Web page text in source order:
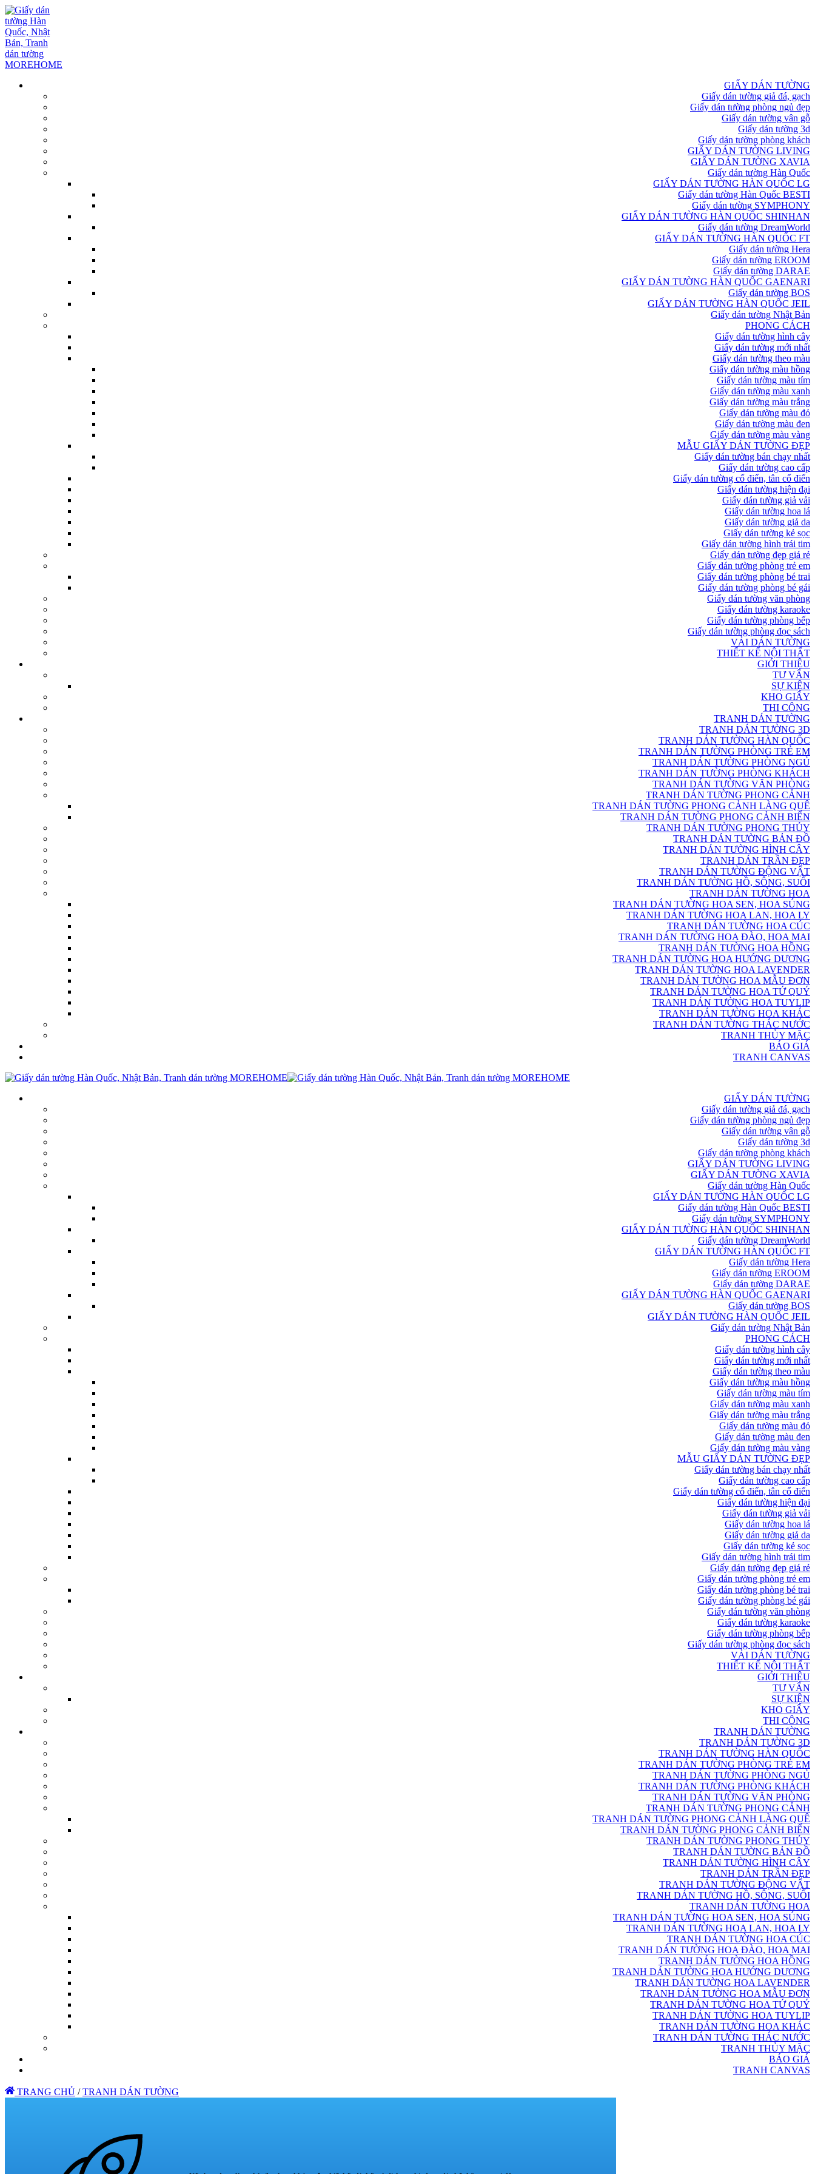
GIẤY DÁN TƯỜNG
Giấy dán tường giả đá, gạch
Giấy dán tường phòng ngủ đẹp
Giấy dán tường vân gỗ
Giấy dán tường 3d
Giấy dán tường phòng khách
GIẤY DÁN TƯỜNG LIVING
GIẤY DÁN TƯỜNG XAVIA
Giấy dán tường Hàn Quốc
GIẤY DÁN TƯỜNG HÀN QUỐC LG
Giấy dán tường Hàn Quốc BESTI
Giấy dán tường SYMPHONY
GIẤY DÁN TƯỜNG HÀN QUỐC SHINHAN
Giấy dán tường DreamWorld
GIẤY DÁN TƯỜNG HÀN QUỐC FT
Giấy dán tường Hera
Giấy dán tường EROOM
Giấy dán tường DARAE
GIẤY DÁN TƯỜNG HÀN QUỐC GAENARI
Giấy dán tường BOS
GIẤY DÁN TƯỜNG HÀN QUỐC JEIL
Giấy dán tường Nhật Bản
PHONG CÁCH
Giấy dán tường hình cây
Giấy dán tường mới nhất
Giấy dán tường theo màu
Giấy dán tường màu hồng
Giấy dán tường màu tím
Giấy dán tường màu xanh
Giấy dán tường màu trắng
Giấy dán tường màu đỏ
Giấy dán tường màu đen
Giấy dán tường màu vàng
MẪU GIẤY DÁN TƯỜNG ĐẸP
Giấy dán tường bán chạy nhất
Giấy dán tường cao cấp
Giấy dán tường cổ điển, tân cổ điển
Giấy dán tường hiện đại
Giấy dán tường giả vải
Giấy dán tường hoa lá
Giấy dán tường giả da
Giấy dán tường kẻ sọc
Giấy dán tường hình trái tim
Giấy dán tường đẹp giá rẻ
Giấy dán tường phòng trẻ em
Giấy dán tường phòng bé trai
Giấy dán tường phòng bé gái
Giấy dán tường văn phòng
Giấy dán tường karaoke
Giấy dán tường phòng bếp
Giấy dán tường phòng đọc sách
VẢI DÁN TƯỜNG
THIẾT KẾ NỘI THẤT
GIỚI THIỆU
TƯ VẤN
SỰ KIỆN
KHO GIẤY
THI CÔNG
TRANH DÁN TƯỜNG
TRANH DÁN TƯỜNG 3D
TRANH DÁN TƯỜNG HÀN QUỐC
TRANH DÁN TƯỜNG PHÒNG TRẺ EM
TRANH DÁN TƯỜNG PHÒNG NGỦ
TRANH DÁN TƯỜNG PHÒNG KHÁCH
TRANH DÁN TƯỜNG VĂN PHÒNG
TRANH DÁN TƯỜNG PHONG CẢNH
TRANH DÁN TƯỜNG PHONG CẢNH LÀNG QUÊ
TRANH DÁN TƯỜNG PHONG CẢNH BIỂN
TRANH DÁN TƯỜNG PHONG THỦY
TRANH DÁN TƯỜNG BẢN ĐỒ
TRANH DÁN TƯỜNG HÌNH CÂY
TRANH DÁN TRẦN ĐẸP
TRANH DÁN TƯỜNG ĐỘNG VẬT
TRANH DÁN TƯỜNG HỒ, SÔNG, SUỐI
TRANH DÁN TƯỜNG HOA
TRANH DÁN TƯỜNG HOA SEN, HOA SÚNG
TRANH DÁN TƯỜNG HOA LAN, HOA LY
TRANH DÁN TƯỜNG HOA CÚC
TRANH DÁN TƯỜNG HOA ĐÀO, HOA MAI
TRANH DÁN TƯỜNG HOA HỒNG
TRANH DÁN TƯỜNG HOA HƯỚNG DƯƠNG
TRANH DÁN TƯỜNG HOA LAVENDER
TRANH DÁN TƯỜNG HOA MẪU ĐƠN
TRANH DÁN TƯỜNG HOA TỨ QUÝ
TRANH DÁN TƯỜNG HOA TUYLIP
TRANH DÁN TƯỜNG HOA KHÁC
TRANH DÁN TƯỜNG THÁC NƯỚC
TRANH THỦY MẶC
BÁO GIÁ
TRANH CANVAS
GIẤY DÁN TƯỜNG
Giấy dán tường giả đá, gạch
Giấy dán tường phòng ngủ đẹp
Giấy dán tường vân gỗ
Giấy dán tường 3d
Giấy dán tường phòng khách
GIẤY DÁN TƯỜNG LIVING
GIẤY DÁN TƯỜNG XAVIA
Giấy dán tường Hàn Quốc
GIẤY DÁN TƯỜNG HÀN QUỐC LG
Giấy dán tường Hàn Quốc BESTI
Giấy dán tường SYMPHONY
GIẤY DÁN TƯỜNG HÀN QUỐC SHINHAN
Giấy dán tường DreamWorld
GIẤY DÁN TƯỜNG HÀN QUỐC FT
Giấy dán tường Hera
Giấy dán tường EROOM
Giấy dán tường DARAE
GIẤY DÁN TƯỜNG HÀN QUỐC GAENARI
Giấy dán tường BOS
GIẤY DÁN TƯỜNG HÀN QUỐC JEIL
Giấy dán tường Nhật Bản
PHONG CÁCH
Giấy dán tường hình cây
Giấy dán tường mới nhất
Giấy dán tường theo màu
Giấy dán tường màu hồng
Giấy dán tường màu tím
Giấy dán tường màu xanh
Giấy dán tường màu trắng
Giấy dán tường màu đỏ
Giấy dán tường màu đen
Giấy dán tường màu vàng
MẪU GIẤY DÁN TƯỜNG ĐẸP
Giấy dán tường bán chạy nhất
Giấy dán tường cao cấp
Giấy dán tường cổ điển, tân cổ điển
Giấy dán tường hiện đại
Giấy dán tường giả vải
Giấy dán tường hoa lá
Giấy dán tường giả da
Giấy dán tường kẻ sọc
Giấy dán tường hình trái tim
Giấy dán tường đẹp giá rẻ
Giấy dán tường phòng trẻ em
Giấy dán tường phòng bé trai
Giấy dán tường phòng bé gái
Giấy dán tường văn phòng
Giấy dán tường karaoke
Giấy dán tường phòng bếp
Giấy dán tường phòng đọc sách
VẢI DÁN TƯỜNG
THIẾT KẾ NỘI THẤT
GIỚI THIỆU
TƯ VẤN
SỰ KIỆN
KHO GIẤY
THI CÔNG
TRANH DÁN TƯỜNG
TRANH DÁN TƯỜNG 3D
TRANH DÁN TƯỜNG HÀN QUỐC
TRANH DÁN TƯỜNG PHÒNG TRẺ EM
TRANH DÁN TƯỜNG PHÒNG NGỦ
TRANH DÁN TƯỜNG PHÒNG KHÁCH
TRANH DÁN TƯỜNG VĂN PHÒNG
TRANH DÁN TƯỜNG PHONG CẢNH
TRANH DÁN TƯỜNG PHONG CẢNH LÀNG QUÊ
TRANH DÁN TƯỜNG PHONG CẢNH BIỂN
TRANH DÁN TƯỜNG PHONG THỦY
TRANH DÁN TƯỜNG BẢN ĐỒ
TRANH DÁN TƯỜNG HÌNH CÂY
TRANH DÁN TRẦN ĐẸP
TRANH DÁN TƯỜNG ĐỘNG VẬT
TRANH DÁN TƯỜNG HỒ, SÔNG, SUỐI
TRANH DÁN TƯỜNG HOA
TRANH DÁN TƯỜNG HOA SEN, HOA SÚNG
TRANH DÁN TƯỜNG HOA LAN, HOA LY
TRANH DÁN TƯỜNG HOA CÚC
TRANH DÁN TƯỜNG HOA ĐÀO, HOA MAI
TRANH DÁN TƯỜNG HOA HỒNG
TRANH DÁN TƯỜNG HOA HƯỚNG DƯƠNG
TRANH DÁN TƯỜNG HOA LAVENDER
TRANH DÁN TƯỜNG HOA MẪU ĐƠN
TRANH DÁN TƯỜNG HOA TỨ QUÝ
TRANH DÁN TƯỜNG HOA TUYLIP
TRANH DÁN TƯỜNG HOA KHÁC
TRANH DÁN TƯỜNG THÁC NƯỚC
TRANH THỦY MẶC
BÁO GIÁ
TRANH CANVAS
TRANG CHỦ / TRANH DÁN TƯỜNG